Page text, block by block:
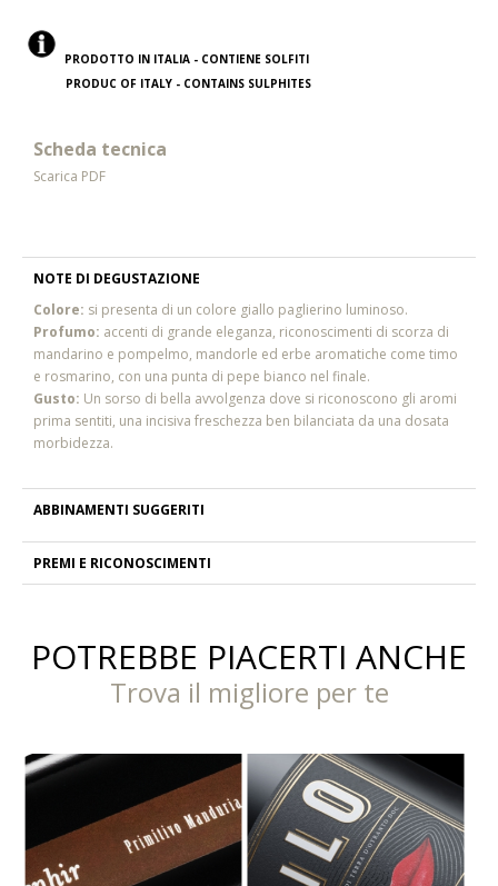
PRODOTTO IN ITALIA - CONTIENE SOLFITI
PRODUC OF ITALY - CONTAINS SULPHITES
Scheda tecnica
Scarica PDF
NOTE DI DEGUSTAZIONE
Colore: si presenta di un colore giallo paglierino luminoso.
Profumo: accenti di grande eleganza, riconoscimenti di scorza di
mandarino e pompelmo, mandorle ed erbe aromatiche come timo
e rosmarino, con una punta di pepe bianco nel finale.
Gusto: Un sorso di bella avvolgenza dove si riconoscono gli aromi
prima sentiti, una incisiva freschezza ben bilanciata da una dosata
morbidezza.
ABBINAMENTI SUGGERITI
PREMI E RICONOSCIMENTI
POTREBBE PIACERTI ANCHE
Trova il migliore per te